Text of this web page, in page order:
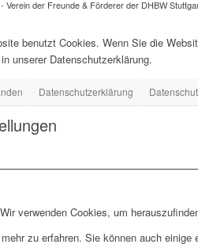
Verein der Freunde & Förderer der DHBW
benutzt Cookies. Wenn Sie die
unserer Datenschutzerklärung.
Datenschutzerklärung
verwenden Cookies, um
zu erfahren. Sie können auch